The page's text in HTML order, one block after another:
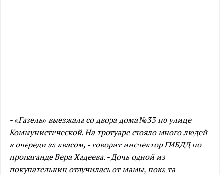
- «Газель» выезжала со двора дома №33 по улице
Коммунистической. На тротуаре стояло много людей
в очереди за квасом, - говорит инспектор ГИБДД по
пропаганде Вера Хадеева. - Дочь одной из
покупательниц отлучилась от мамы, пока та